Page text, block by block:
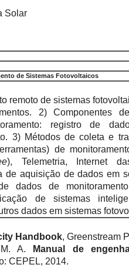
Solar
de Sistemas Fotovoltaicos
remoto de sistemas
2) Componentes
registro de
3) Métodos de coleta e
de
), Telemetria, Internet
de aquisição de dados em
dados de
de sistemas
dados em sistemas
Handbook, Greenstream
M. A.
Manual de
CEPEL, 2014.